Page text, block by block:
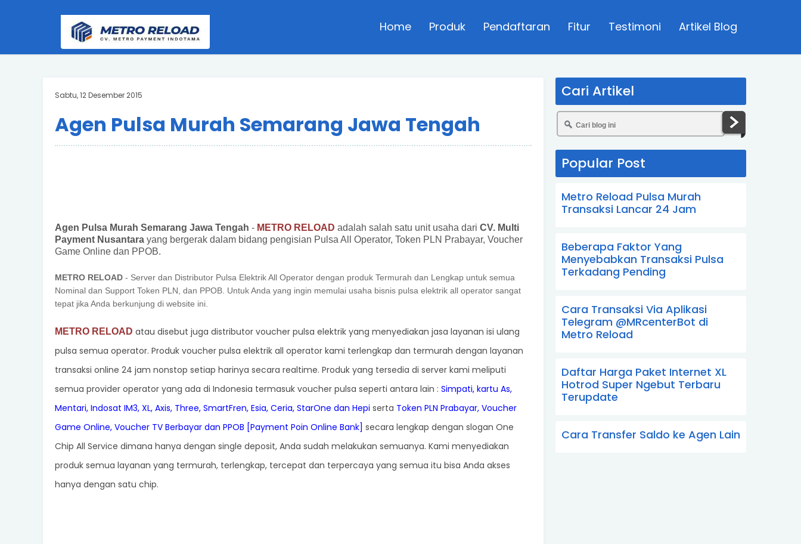
Home Produk Pendaftaran Fitur Testimoni Artikel Blog
Sabtu, 12 Desember 2015
Agen Pulsa Murah Semarang Jawa Tengah
Agen Pulsa Murah Semarang Jawa Tengah - METRO RELOAD adalah salah satu unit usaha dari CV. Multi
Payment Nusantara yang bergerak dalam bidang pengisian Pulsa All Operator, Token PLN Prabayar, Voucher
Game Online dan PPOB.
METRO RELOAD - Server dan Distributor Pulsa Elektrik All Operator dengan produk Termurah dan Lengkap untuk semua
Nominal dan Support Token PLN, dan PPOB. Untuk Anda yang ingin memulai usaha bisnis pulsa elektrik all operator sangat
tepat jika Anda berkunjung di website ini.
METRO RELOAD atau disebut juga distributor voucher pulsa elektrik yang menyediakan jasa layanan isi ulang
pulsa semua operator. Produk voucher pulsa elektrik all operator kami terlengkap dan termurah dengan layanan
transaksi online 24 jam nonstop setiap harinya secara realtime. Produk yang tersedia di server kami meliputi
semua provider operator yang ada di Indonesia termasuk voucher pulsa seperti antara lain : Simpati, kartu As,
Mentari, Indosat IM3, XL, Axis, Three, SmartFren, Esia, Ceria, StarOne dan Hepi serta Token PLN Prabayar, Voucher
Game Online, Voucher TV Berbayar dan PPOB [Payment Poin Online Bank] secara lengkap dengan slogan One
Chip All Service dimana hanya dengan single deposit, Anda sudah melakukan semuanya. Kami menyediakan
produk semua layanan yang termurah, terlengkap, tercepat dan terpercaya yang semua itu bisa Anda akses
hanya dengan satu chip.
Cari Artikel
Popular Post
Metro Reload Pulsa Murah
Transaksi Lancar 24 Jam
Beberapa Faktor Yang
Menyebabkan Transaksi Pulsa
Terkadang Pending
Cara Transaksi Via Aplikasi
Telegram @MRcenterBot di
Metro Reload
Daftar Harga Paket Internet XL
Hotrod Super Ngebut Terbaru
Terupdate
Cara Transfer Saldo ke Agen Lain